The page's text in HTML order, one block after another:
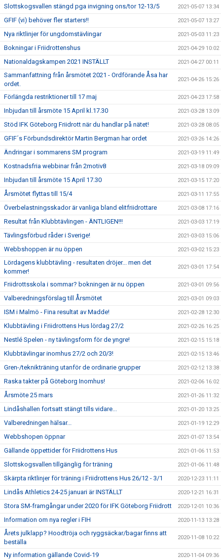
Slottskogsvallen stängd pga invigning ons/tor 12-13/5 2021-05-07 13:34
GFIF (vi) behöver fler starters!! 2021-05-07 13:27
Nya riktlinjer för ungdomstävlingar 2021-05-03 11:23
Bokningar i Friidrottenshus 2021-04-29 10:02
Nationaldagskampen 2021 INSTÄLLT 2021-04-27 00:11
Sammanfattning från årsmötet 2021 - Ordförande Åsa har
ordet.
2021-04-26 15:26
Förlängda restriktioner till 17 maj 2021-04-23 17:58
Inbjudan till årsmöte 15 April kl.17.30 2021-03-28 13:09
Stöd IFK Göteborg Friidrott när du handlar på nätet! 2021-03-28 08:05
GFIF´s Förbundsdirektör Martin Bergman har ordet 2021-03-26 14:26
Ändringar i sommarens SM program 2021-03-19 11:49
Kostnadsfria webbinar från 2motiv8 2021-03-18 09:09
Inbjudan till årsmöte 15 April 17.30 2021-03-15 17:20
Årsmötet flyttas till 15/4 2021-03-11 17:55
Överbelastningsskador är vanliga bland elitfriidrottare 2021-03-08 17:16
Resultat från Klubbtävlingen - ÄNTLIGEN!!! 2021-03-03 17:19
Tävlingsförbud råder i Sverige! 2021-03-03 15:06
Webbshoppen är nu öppen 2021-03-02 15:23
Lördagens klubbtävling - resultaten dröjer... men det
kommer!
2021-03-01 17:54
Friidrottsskola i sommar? bokningen är nu öppen 2021-03-01 09:56
Valberedningsförslag till Årsmötet 2021-03-01 09:03
ISM i Malmö - Fina resultat av Madde! 2021-02-28 12:30
Klubbtävling i Friidrottens Hus lördag 27/2 2021-02-26 16:25
Nestlé Spelen - ny tävlingsform för de yngre! 2021-02-15 15:18
Klubbtävlingar inomhus 27/2 och 20/3! 2021-02-15 13:46
Gren-/teknikträning utanför de ordinarie grupper 2021-02-12 13:38
Raska takter på Göteborg Inomhus! 2021-02-06 16:02
Årsmöte 25 mars 2021-01-26 11:32
Lindåshallen fortsatt stängt tills vidare... 2021-01-20 13:25
Valberedningen hälsar... 2021-01-19 12:29
Webbshopen öppnar 2021-01-07 13:54
Gällande öppettider för Friidrottens Hus 2021-01-06 11:53
Slottskogsvallen tillgänglig för träning 2021-01-06 11:48
Skärpta riktlinjer för träning i Friidrottens Hus 26/12 - 3/1 2020-12-23 11:11
Lindås Athletics 24-25 januari är INSTÄLLT 2020-12-21 16:31
Stora SM-framgångar under 2020 för IFK Göteborg Friidrott 2020-12-01 10:36
Information om nya regler i FIH 2020-11-13 13:28
Årets julklapp? Hoodtröja och ryggsäckar/bagar finns att
beställa
2020-11-08 10:22
Ny information gällande Covid-19 2020-11-04 09:36